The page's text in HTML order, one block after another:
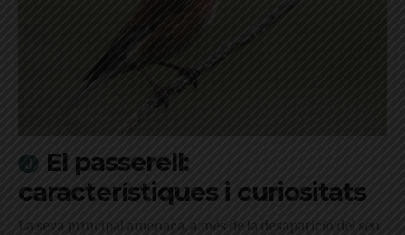
El passerell:
característiques i curiositats
La seva principal amenaça, a més de la desaparició del seu